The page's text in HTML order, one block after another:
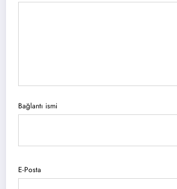
Bağlantı ismi
E-Posta